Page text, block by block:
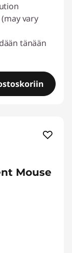
vary
tänään
Mouse